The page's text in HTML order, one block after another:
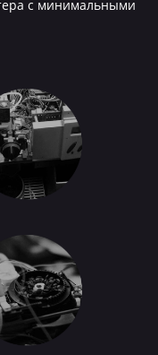
с минимальными